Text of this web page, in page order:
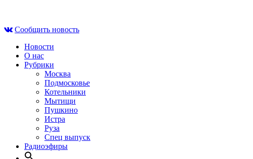
contentСообщить новость
Новости
О нас
Рубрики
Москва
Подмосковье
Котельники
Мытищи
Пушкино
Истра
Руза
Спец выпуск
Радиоэфиры